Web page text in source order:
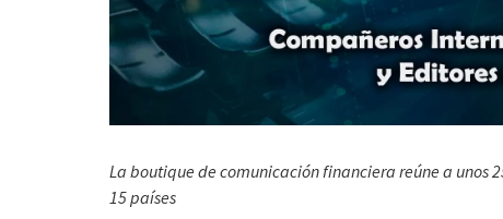
La boutique de comunicación financiera reúne a unos
15 países